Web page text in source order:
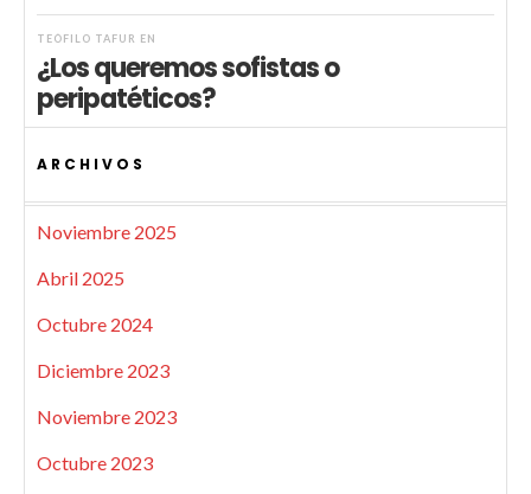
TEÓFILO TAFUR EN
¿Los queremos sofistas o
peripatéticos?
ARCHIVOS
Noviembre 2025
Abril 2025
Octubre 2024
Diciembre 2023
Noviembre 2023
Octubre 2023